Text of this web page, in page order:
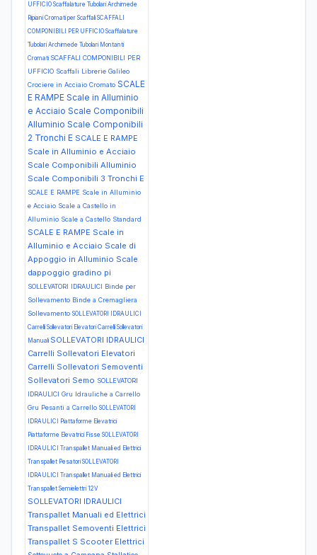
UFFICIO Scaffalature Tubolari Archimede
Ripiani Cromati per ScaffaliSCAFFALI
COMPONIBILI PER UFFICIO Scaffalature
Tubolari Archimede Tubolari Montanti
Cromati SCAFFALI COMPONIBILI PER
UFFICIO Scaffali Librerie Galileo
Crociere in Acciaio Cromato SCALE
E RAMPE Scale in Alluminio
e Acciaio Scale Componibili
Alluminio Scale Componibili
2 Tronchi E SCALE E RAMPE
Scale in Alluminio e Acciaio
Scale Componibili Alluminio
Scale Componibili 3 Tronchi E
SCALE E RAMPE Scale in Alluminio
e Acciaio Scale a Castello in
Alluminio Scale a Castello Standard
SCALE E RAMPE Scale in
Alluminio e Acciaio Scale di
Appoggio in Alluminio Scale
dappoggio gradino pi
SOLLEVATORI IDRAULICI Binde per
Sollevamento Binde a Cremagliera
Sollevamento SOLLEVATORI IDRAULICI
Carrelli Sollevatori Elevatori Carrelli Sollevatori
Manuali SOLLEVATORI IDRAULICI
Carrelli Sollevatori Elevatori
Carrelli Sollevatori Semoventi
Sollevatori Semo SOLLEVATORI
IDRAULICI Gru Idrauliche a Carrello
Gru Pesanti a Carrello SOLLEVATORI
IDRAULICI Piattaforme Elevatrici
Piattaforme Elevatrici Fisse SOLLEVATORI
IDRAULICI Transpallet Manuali ed Elettrici
Transpallet PesatoriSOLLEVATORI
IDRAULICI Transpallet Manuali ed Elettrici
Transpallet Semielettri 12V
SOLLEVATORI IDRAULICI
Transpallet Manuali ed Elettrici
Transpallet Semoventi Elettrici
Transpallet S Scooter Elettrici